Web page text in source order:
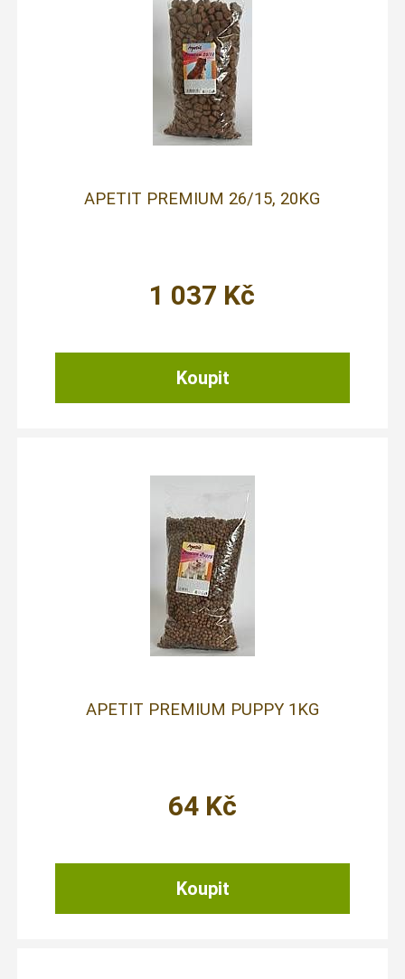
APETIT PREMIUM 26/15, 20KG
1 037 Kč
APETIT PREMIUM PUPPY 1KG
64 Kč